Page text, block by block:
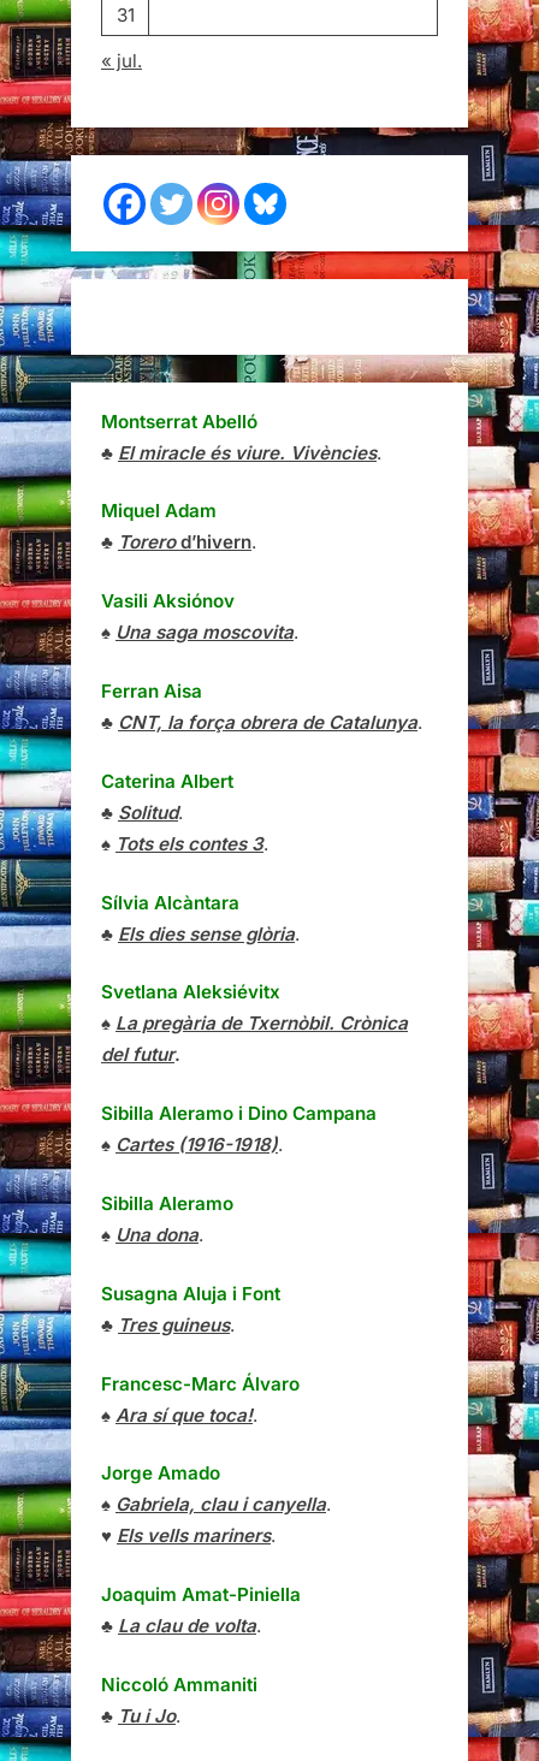
31
« jul.
Montserrat Abelló
♣ El miracle és viure. Vivències.
Miquel Adam
♣ Torerod’hivern.
Vasili Aksiónov
♠ Una saga moscovita.
Ferran Aisa
♣ CNT, la força obrera de Catalunya.
Caterina Albert
♣ Solitud.
♠ Tots els contes 3.
Sílvia Alcàntara
♣ Els dies sense glòria.
Svetlana Aleksiévitx
♠ La pregària de Txernòbil. Crònica
del futur.
Sibilla Aleramo i Dino Campana
♠ Cartes (1916-1918).
Sibilla Aleramo
♠ Una dona.
Susagna Aluja i Font
♣ Tres guineus.
Francesc-Marc Álvaro
♠ Ara sí que toca!.
Jorge Amado
♠ Gabriela, clau i canyella.
♥ Els vells mariners.
Joaquim Amat-Piniella
♣ La clau de volta.
Niccoló Ammaniti
♣ Tu i Jo.